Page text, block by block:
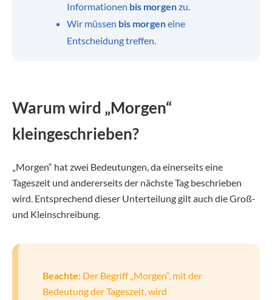
Informationen bis morgenzu.
Wir müssen bis morgeneine
Entscheidung treffen.
Warum wird „Morgen“
kleingeschrieben?
„Morgen“ hat zwei Bedeutungen, da einerseits eine
Tageszeit und andererseits der nächste Tag beschrieben
wird. Entsprechend dieser Unterteilung gilt auch die Groß-
und Kleinschreibung.
Beachte: Der Begriff „Morgen“, mit der
Bedeutung der Tageszeit, wird